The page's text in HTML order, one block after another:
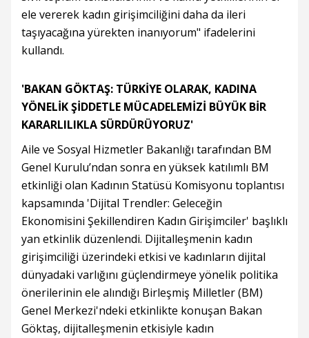
ele vererek kadın girişimciliğini daha da ileri
taşıyacağına yürekten inanıyorum" ifadelerini
kullandı.
'BAKAN GÖKTAŞ: TÜRKİYE OLARAK, KADINA
YÖNELİK ŞİDDETLE MÜCADELEMİZİ BÜYÜK BİR
KARARLILIKLA SÜRDÜRÜYORUZ'
Aile ve Sosyal Hizmetler Bakanlığı tarafından BM
Genel Kurulu’ndan sonra en yüksek katılımlı BM
etkinliği olan Kadının Statüsü Komisyonu toplantısı
kapsamında 'Dijital Trendler: Geleceğin
Ekonomisini Şekillendiren Kadın Girişimciler' başlıklı
yan etkinlik düzenlendi. Dijitalleşmenin kadın
girişimciliği üzerindeki etkisi ve kadınların dijital
dünyadaki varlığını güçlendirmeye yönelik politika
önerilerinin ele alındığı Birleşmiş Milletler (BM)
Genel Merkezi'ndeki etkinlikte konuşan Bakan
Göktaş, dijitalleşmenin etkisiyle kadın